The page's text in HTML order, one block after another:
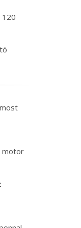
állítható
asztal
5.
120
motor